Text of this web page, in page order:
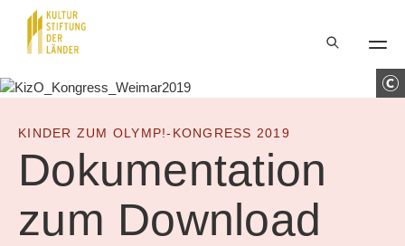
Hauptnavigation
KINDER ZUM OLYMP!-KONGRESS 2019
Dokumentation
zum Download